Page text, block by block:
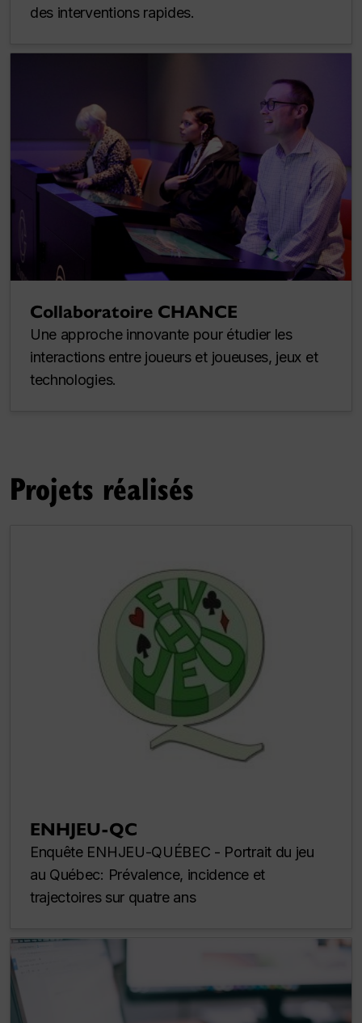
des interventions rapides.
Collaboratoire CHANCE
Une approche innovante pour étudier les
interactions entre joueurs et joueuses, jeux et
technologies.
Projets réalisés
ENHJEU-QC
Enquête ENHJEU-QUÉBEC - Portrait du jeu
au Québec: Prévalence, incidence et
trajectoires sur quatre ans